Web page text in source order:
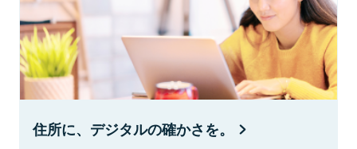
住所に、デジタルの確かさを。